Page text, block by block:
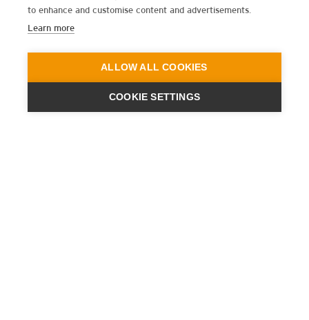
to enhance and customise content and advertisements.
Learn more
ALLOW ALL COOKIES
COOKIE SETTINGS